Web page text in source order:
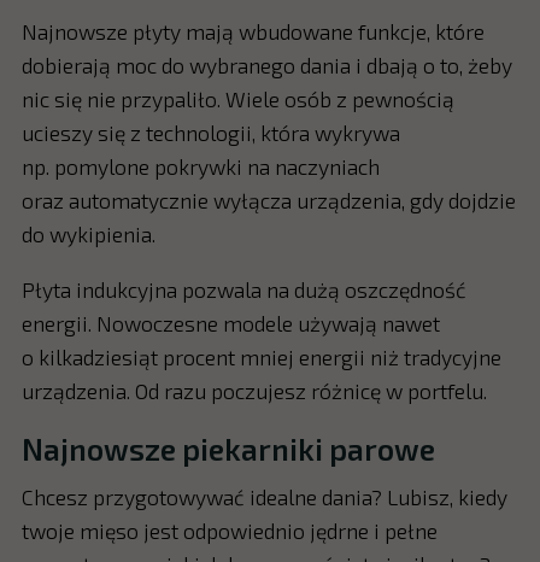
Najnowsze płyty mają wbudowane funkcje, które
dobierają moc do wybranego dania i dbają o to, żeby
nic się nie przypaliło. Wiele osób z pewnością
ucieszy się z technologii, która wykrywa
np. pomylone pokrywki na naczyniach
oraz automatycznie wyłącza urządzenia, gdy dojdzie
do wykipienia.
Płyta indukcyjna pozwala na dużą oszczędność
energii. Nowoczesne modele używają nawet
o kilkadziesiąt procent mniej energii niż tradycyjne
urządzenia. Od razu poczujesz różnicę w portfelu.
Najnowsze piekarniki parowe
Chcesz przygotowywać idealne dania? Lubisz, kiedy
twoje mięso jest odpowiednio jędrne i pełne